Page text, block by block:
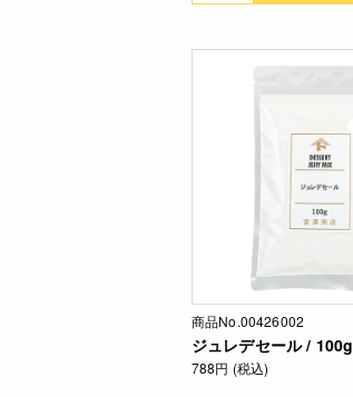
商品No.00426002
ジュレデセール / 100g
788円 (税込)